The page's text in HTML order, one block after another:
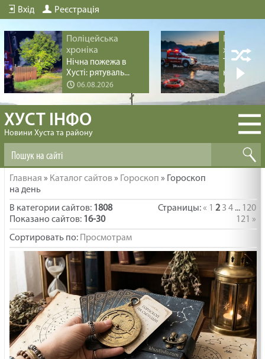
Вхід Реєстрація
Поліцейська
хроніка
Нічна пожежа в
Хусті: рятуваль...
06.08.2026
хроніка
Трагедія
купання
ХУСТ ІНФО
Новини Хуста та району
Главная » Каталог сайтов» Гороскоп » Гороскоп
на день
В категории сайтов: 1808
Показано сайтов: 16-30
Страницы:« 1 2 3 4 ... 120
121 »
Сортировать по: Просмотрам